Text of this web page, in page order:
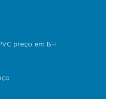
preço em BH